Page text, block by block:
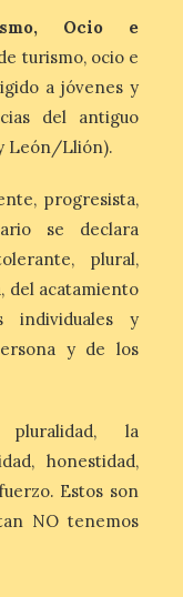
Ocio e
turismo, ocio e
a jóvenes y
del antiguo
León/Llión).
progresista,
se declara
plural,
del acatamiento
individuales y
y de los
la
honestidad,
Estos son
NO tenemos